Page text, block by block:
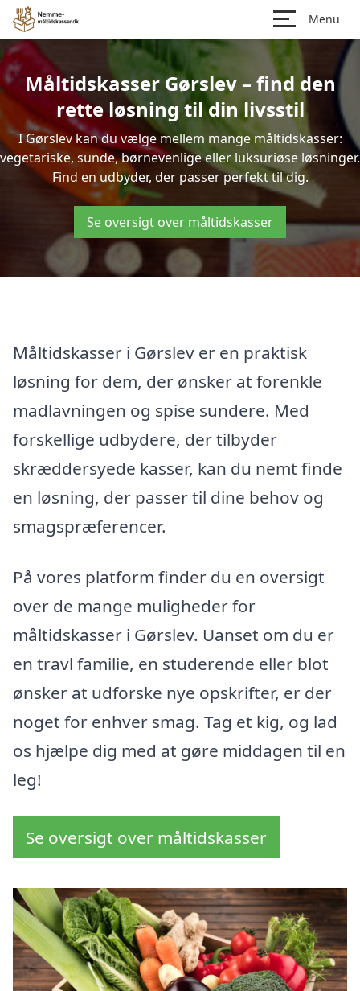
Menu
Måltidskasser Gørslev – find den
rette løsning til din livsstil
I Gørslev kan du vælge mellem mange måltidskasser:
vegetariske, sunde, børnevenlige eller luksuriøse løsninger.
Find en udbyder, der passer perfekt til dig.
Se oversigt over måltidskasser
Måltidskasser i Gørslev er en praktisk
løsning for dem, der ønsker at forenkle
madlavningen og spise sundere. Med
forskellige udbydere, der tilbyder
skræddersyede kasser, kan du nemt finde
en løsning, der passer til dine behov og
smagspræferencer.
På vores platform finder du en oversigt
over de mange muligheder for
måltidskasser i Gørslev. Uanset om du er
en travl familie, en studerende eller blot
ønsker at udforske nye opskrifter, er der
noget for enhver smag. Tag et kig, og lad
os hjælpe dig med at gøre middagen til en
leg!
Se oversigt over måltidskasser